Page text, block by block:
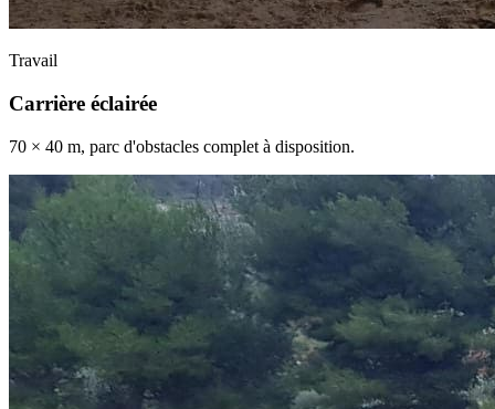
Travail
Carrière éclairée
70 × 40 m, parc d'obstacles complet à disposition.